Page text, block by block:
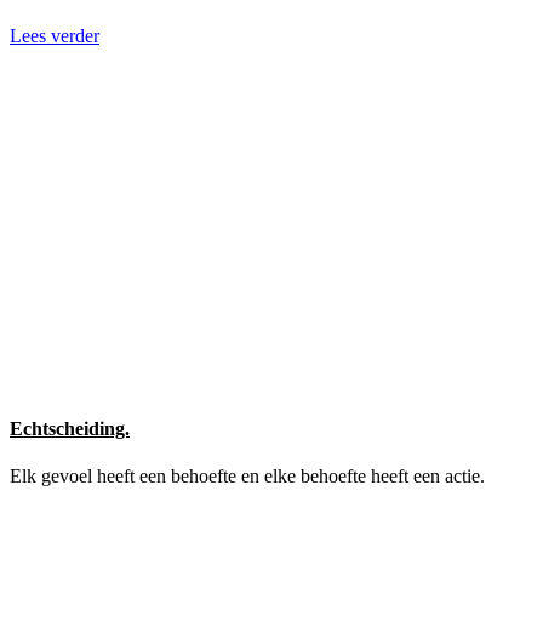
Lees verder
Echtscheiding.
Elk gevoel heeft een behoefte en elke behoefte heeft een actie.